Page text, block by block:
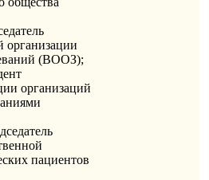
организации
(ВООЗ);
организаций
пациентов